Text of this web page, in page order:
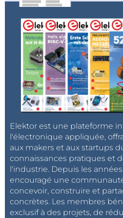
Elektor est une plateforme
l'électronique appliquée,
aux makers et aux startups
connaissances pratiques et
l'industrie. Depuis les
encouragé une
concevoir, construire et
concrètes. Les membres
exclusif à des projets, de